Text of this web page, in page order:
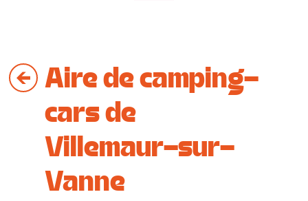
Bouger
Se restaurer
S’inspirer
Aire de camping-
cars de
Villemaur-sur-
Vanne